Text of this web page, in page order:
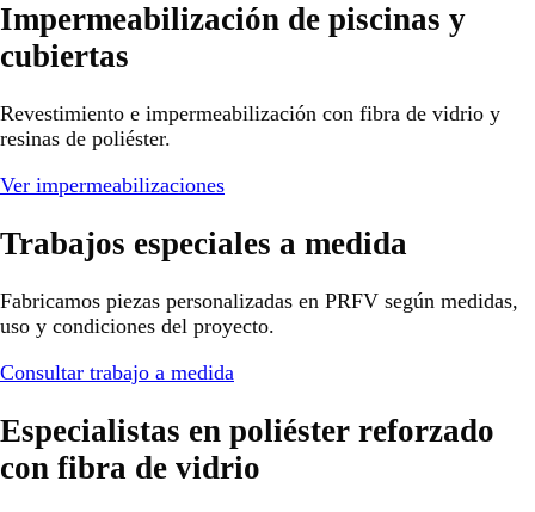
Impermeabilización de piscinas y
cubiertas
Revestimiento e impermeabilización con fibra de vidrio y
resinas de poliéster.
Ver impermeabilizaciones
Trabajos especiales a medida
Fabricamos piezas personalizadas en PRFV según medidas,
uso y condiciones del proyecto.
Consultar trabajo a medida
Especialistas en poliéster reforzado
con fibra de vidrio